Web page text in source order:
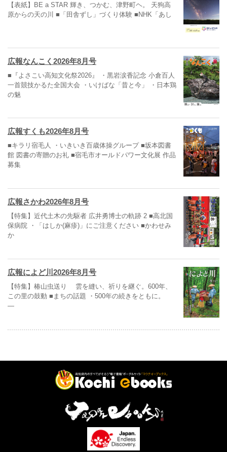
【表紙】BE a STAR 輝き、つかむ、津野町ヘ。 天狗高
原からの天の川 ■「田舎ずし」づくり体験 ■NHK「あし
広報なんこく2026年8月号
■『よさこい高知文化祭2026』 ・黒岩涙香記念 小倉百人
一首競技かるた全国大会 ・いけばな「昔と今」 ・日本鶏
の魅
広報すくも2026年8月号
■キラリ宿毛人 ・いきいき百歳体操グループ ■坂本図書
館 図書の寄贈のお礼 ■宿毛市オールドパワー文化展 作品
募集
広報さかわ2026年8月号
【特集】近代土木の先駆者 広井勇博士の軌跡 2 ■高北国
保病院 ・「はしか(麻疹)」にご注意ください ■かわせみ
か
広報によど川2026年8月号
【特集】椿山虫送り 雲を縫い、祈りを継ぐ。600年、
この里の鼓動 ■まちの話題 ・500年の続きをともに。
―